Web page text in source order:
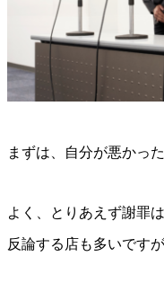
まずは、自分が悪かっ
よく、とりあえず謝罪
反論する店も多いです